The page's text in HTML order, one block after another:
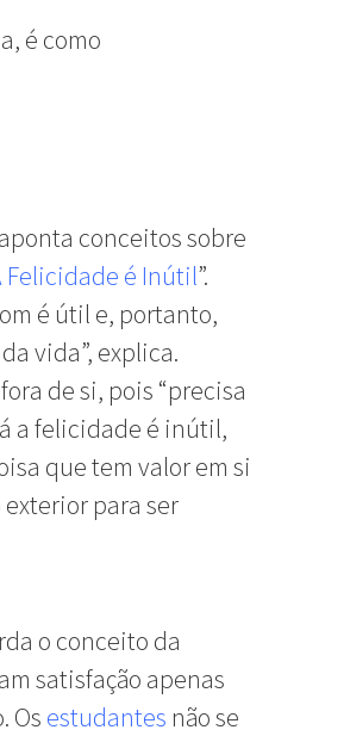
é como
conceitos sobre
Felicidade é Inútil”.
é útil e, portanto,
vida”, explica.
de si, pois “precisa
a felicidade é inútil,
que tem valor em si
para ser
o conceito da
satisfação apenas
Os estudantes não se